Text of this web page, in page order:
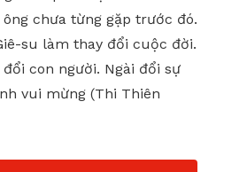
chưa từng gặp trước đó.
su làm thay đổi cuộc đời.
con người. Ngài đổi sự
vui mừng (Thi Thiên